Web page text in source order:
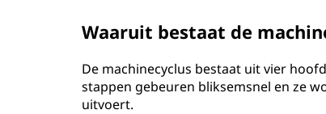
Waaruit bestaat de
De machinecyclus bestaat uit vier
stappen gebeuren bliksemsnel en ze
uitvoert.